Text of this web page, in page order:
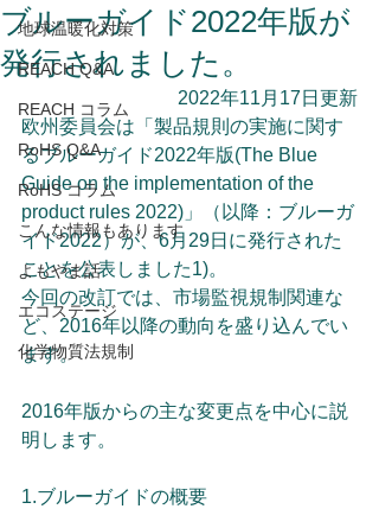
地球温暖化対策
REACH Q&A
REACH コラム
RoHS Q&A
RoHS コラム
こんな情報もあります
よもやま話
エコステージ
化学物質法規制
ブルーガイド2022年版が
発行されました。
2022年11月17日更新
欧州委員会は「製品規則の実施に関す
るブルーガイド2022年版(The Blue
Guide on the implementation of the
product rules 2022)」（以降：ブルーガ
イド2022）が、6月29日に発行された
ことを公表しました1)。
今回の改訂では、市場監視規制関連な
ど、2016年以降の動向を盛り込んでい
ます。
2016年版からの主な変更点を中心に説
明します。
1.ブルーガイドの概要